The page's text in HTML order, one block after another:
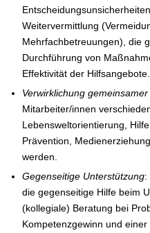
Weitervermittlung
Mehrfachbetreuungen), die
Durchführung von
Effektivität der Hilfsangebote.
Verwirklichung
Mitarbeiter/innen
Lebensweltorientierung,
Prävention,
werden.
Gegenseitige Unterstützung:
die gegenseitige Hilfe beim
(kollegiale) Beratung bei
Kompetenzgewinn und